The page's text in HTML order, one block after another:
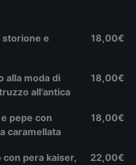
storione e
18,00€
alla moda di
all'antica
18,00€
pepe con
caramellata
18,00€
pera kaiser,
22,00€